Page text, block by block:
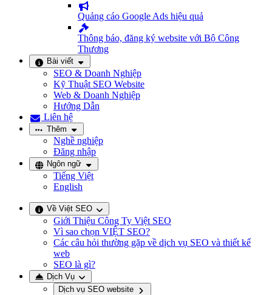
Quảng cáo Google Ads hiệu quả
Thông báo, đăng ký website với Bộ Công
Thương
Bài viết
SEO & Doanh Nghiệp
Kỹ Thuật SEO Website
Web & Doanh Nghiệp
Hướng Dẫn
Liên hệ
Thêm
Nghề nghiệp
Đăng nhập
Ngôn ngữ
Tiếng Việt
English
Về Việt SEO
Giới Thiệu Công Ty Việt SEO
Vì sao chọn VIỆT SEO?
Các câu hỏi thường gặp về dịch vụ SEO và thiết kế
web
SEO là gì?
Dịch Vụ
Dịch vụ SEO website